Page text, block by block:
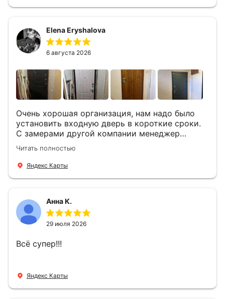
установили две двери, ответили на все
вопросы . Выполненной работой мы довольны.
Огромная всем благодарность!
Elena Eryshalova
6 августа 2026
Очень хорошая организация, нам надо было
установить входную дверь в короткие сроки.
С замерами другой компании менеджер
компании Филлип, быстро предоставил нам
варианты дверей, монтаж тоже был очень
четкий, позвонили, согласовали и установили
Читать полностью
Яндекс Карты
Анна К.
29 июля 2026
Всё супер!!!
Яндекс Карты